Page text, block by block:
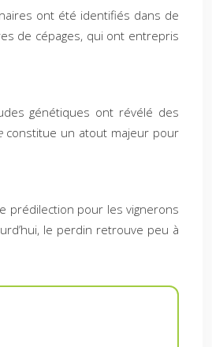
ont été identifiés dans de
de cépages, qui ont entrepris
génétiques ont révélé des
constitue un atout majeur pour
prédilection pour les vignerons
le perdin retrouve peu à